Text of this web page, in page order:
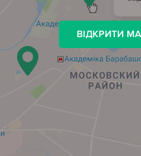
ВІДКРИТИ